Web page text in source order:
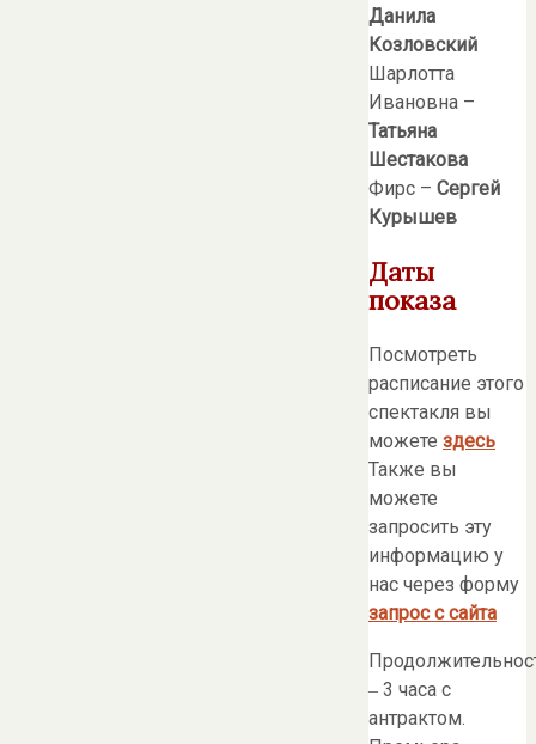
Данила
Козловский
Шарлотта
Ивановна –
Татьяна
Шестакова
Фирс – Сергей
Курышев
Даты
показа
Посмотреть
расписание этого
спектакля вы
можете здесь
Также вы
можете
запросить эту
информацию у
нас через форму
запрос с сайта
‒ 3 часа с
антрактом.